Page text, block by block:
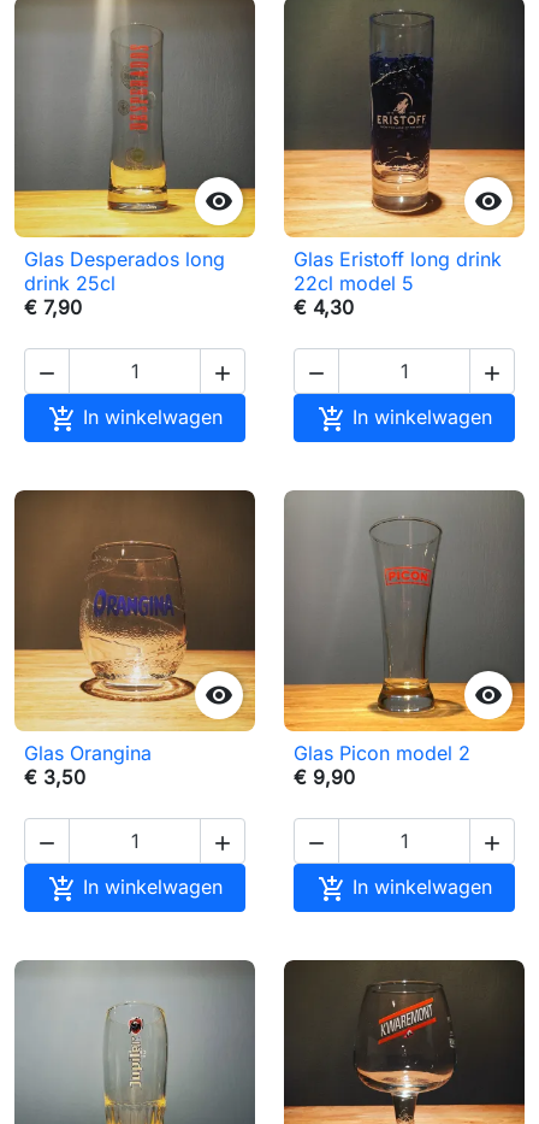

Glas Desperados long
drink 25cl
€ 7,90
 
 In winkelwagen

Glas Eristoff long drink
22cl model 5
€ 4,30
 
 In winkelwagen

Glas Orangina
€ 3,50
 
 In winkelwagen

Glas Picon model 2
€ 9,90
 
 In winkelwagen